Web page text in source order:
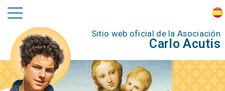
Sitio web oficial de la Asociación
Carlo Acutis